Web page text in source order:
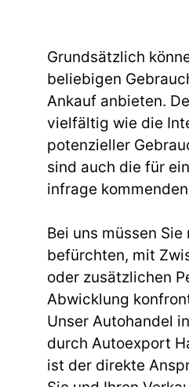
Grundsätzlich
beliebigen
Ankauf anbieten.
vielfältig wie die
potenzieller
sind auch die für
infrage
Bei uns müssen Sie
befürchten, mit
oder zusätzlichen
Abwicklung
Unser Autohandel
durch Autoexport
ist der direkte